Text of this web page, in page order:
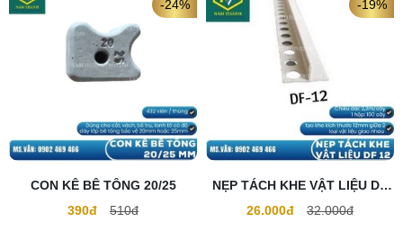
CON KÊ BÊ TÔNG 20/25
390đ
510đ
-24%
NẸP TÁCH KHE VẬT LIỆU DF
12
26.000đ 32.000đ
-19%